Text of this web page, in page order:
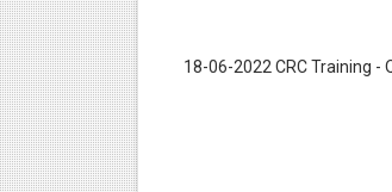
18-06-2022 CRC Training -